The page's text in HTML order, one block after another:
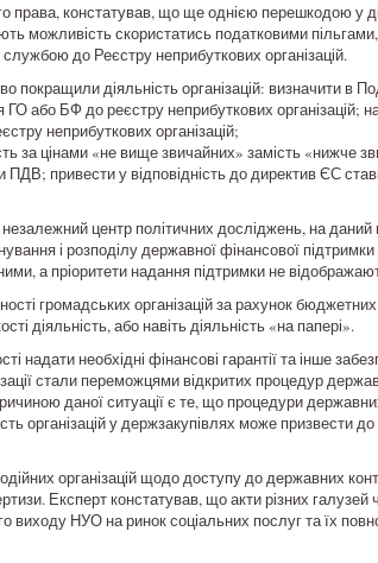
права, констатував, що ще однією перешкодою у
можливість скористатись податковими
до Реєстру неприбуткових організацій.
покращили діяльність організацій: визначити в
або БФ до реєстру неприбуткових
неприбуткових організацій;
за цінами «не вище звичайних» замість «нижче
привести у відповідність до директив ЄС
центр політичних досліджень, на
і розподілу державної фінансової
а пріоритети надання підтримки не
громадських організацій за рахунок
діяльність, або навіть діяльність «на папері».
надати необхідні фінансові гарантії та інше
стали переможцями відкритих процедур
даної ситуації є те, що процедури
організацій у держзакупівлях може призвести
організацій щодо доступу до державних
Експерт констатував, що акти різних
НУО на ринок соціальних послуг та їх